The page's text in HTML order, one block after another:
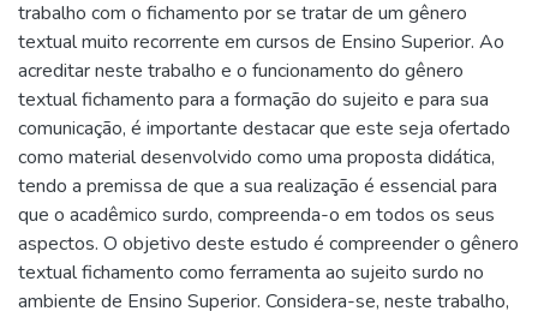
trabalho com o fichamento por se tratar de um gênero
textual muito recorrente em cursos de Ensino Superior. Ao
acreditar neste trabalho e o funcionamento do gênero
textual fichamento para a formação do sujeito e para sua
comunicação, é importante destacar que este seja ofertado
como material desenvolvido como uma proposta didática,
tendo a premissa de que a sua realização é essencial para
que o acadêmico surdo, compreenda-o em todos os seus
aspectos. O objetivo deste estudo é compreender o gênero
textual fichamento como ferramenta ao sujeito surdo no
ambiente de Ensino Superior. Considera-se, neste trabalho,